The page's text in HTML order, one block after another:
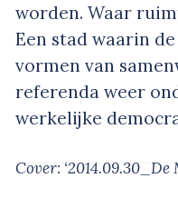
worden. Waar
Een stad waarin
vormen van
referenda weer
werkelijke
Cover: